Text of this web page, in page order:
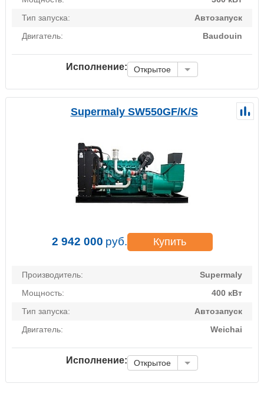
Тип запуска:
Автозапуск
Двигатель:
Baudouin
Исполнение: Открытое
Supermaly SW550GF/K/S
2 942 000 руб. Купить
Производитель:
Supermaly
Мощность:
400 кВт
Тип запуска:
Автозапуск
Двигатель:
Weichai
Исполнение: Открытое